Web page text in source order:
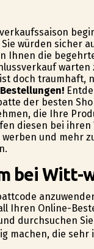
würden sicher
Ihnen die
warten
doch traumhaft,
der besten
die Ihre
diesen bei
und mehr
bei Witt-
Ihren Online-
durchsuchen
machen, die